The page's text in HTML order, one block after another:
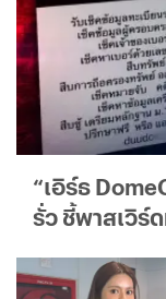
“เอิร์ธ
รั่ว ชี้พาสเวิร์